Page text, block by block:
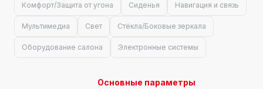
Комфорт/Защита от угона Сиденья Навигация и связь
Мультимедиа Свет Стёкла/Боковые зеркала
Оборудование салона Электронные системы
Основные параметры